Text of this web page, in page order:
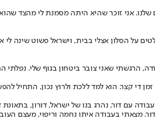
אני זוכר שהיא היתה מסמנת לי מהצד
על הסלון אצלי בבית, וישראל פשוט שינה
הרגשתי שאני צובר ביטחון בגוף שלי.
די קצר. הוא למד ללכת ולרוץ נכון, התחיל
מצאתי בעבודה איתו נחמה וריפוי, מעצם